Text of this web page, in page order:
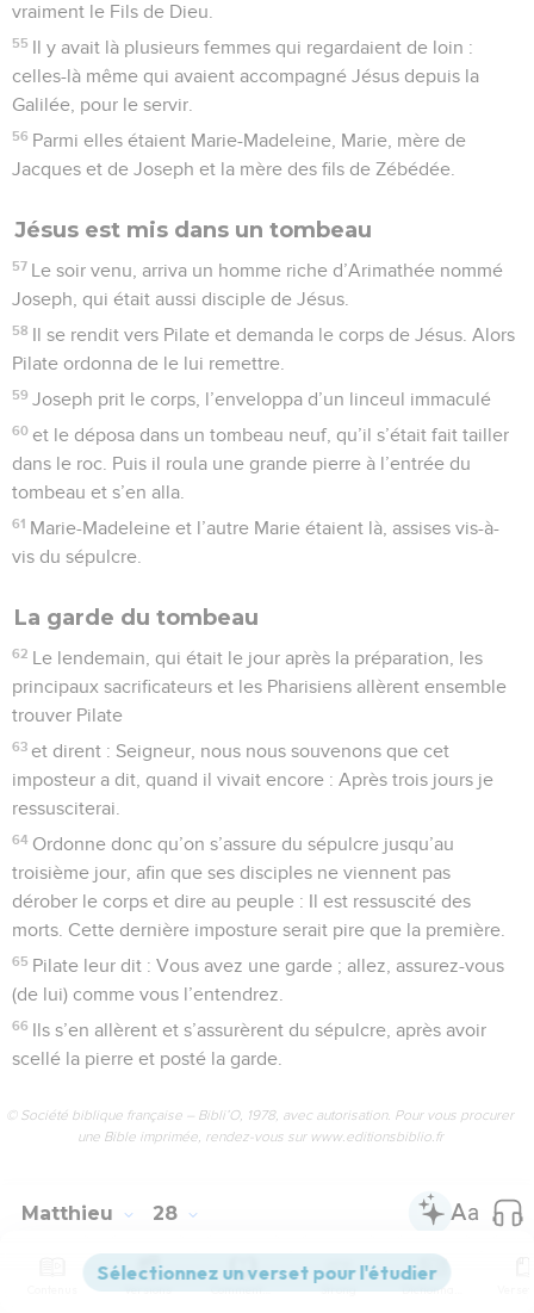
vraiment le Fils de Dieu.
55 Il y avait là plusieurs femmes qui regardaient de loin :
celles-là même qui avaient accompagné Jésus depuis la
Galilée, pour le servir.
56 Parmi elles étaient Marie-Madeleine, Marie, mère de
Jacques et de Joseph et la mère des fils de Zébédée.
Jésus est mis dans un tombeau
57 Le soir venu, arriva un homme riche d’Arimathée nommé
Joseph, qui était aussi disciple de Jésus.
58 Il se rendit vers Pilate et demanda le corps de Jésus. Alors
Pilate ordonna de le lui remettre.
59 Joseph prit le corps, l’enveloppa d’un linceul immaculé
60 et le déposa dans un tombeau neuf, qu’il s’était fait tailler
dans le roc. Puis il roula une grande pierre à l’entrée du
tombeau et s’en alla.
61 Marie-Madeleine et l’autre Marie étaient là, assises vis-à-
vis du sépulcre.
La garde du tombeau
62 Le lendemain, qui était le jour après la préparation, les
principaux sacrificateurs et les Pharisiens allèrent ensemble
trouver Pilate
63 et dirent : Seigneur, nous nous souvenons que cet
imposteur a dit, quand il vivait encore : Après trois jours je
ressusciterai.
64 Ordonne donc qu’on s’assure du sépulcre jusqu’au
troisième jour, afin que ses disciples ne viennent pas
dérober le corps et dire au peuple : Il est ressuscité des
morts. Cette dernière imposture serait pire que la première.
65 Pilate leur dit : Vous avez une garde ; allez, assurez-vous
(de lui) comme vous l’entendrez.
66 Ils s’en allèrent et s’assurèrent du sépulcre, après avoir
scellé la pierre et posté la garde.
© Société biblique française – Bibli’O, 1978, avec autorisation. Pour vous procurer
une Bible imprimée, rendez-vous sur www.editionsbiblio.fr
Matthieu 28
Versions Commentaires Strong